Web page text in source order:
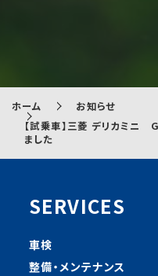
ホーム
お知らせ
【試乗車】三菱 デリカミニ
ました
SERVICES
車検
整備・メンテナンス